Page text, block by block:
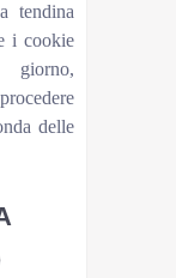
tendina
i cookie
giorno,
delle